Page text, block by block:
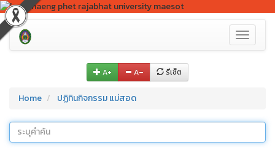
Toggle
A+ A– รีเซ็ต
Home ปฏิทินกิจกรรม แม่สอด